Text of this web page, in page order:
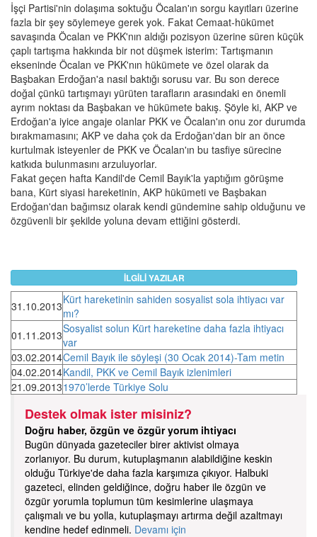
İşçi Partisi'nin dolaşıma soktuğu Öcalan'ın sorgu kayıtları üzerine
fazla bir şey söylemeye gerek yok. Fakat Cemaat-hükümet
savaşında Öcalan ve PKK'nın aldığı pozisyon üzerine süren küçük
çaplı tartışma hakkında bir not düşmek isterim: Tartışmanın
ekseninde Öcalan ve PKK'nın hükümete ve özel olarak da
Başbakan Erdoğan'a nasıl baktığı sorusu var. Bu son derece
doğal çünkü tartışmayı yürüten tarafların arasındaki en önemli
ayrım noktası da Başbakan ve hükümete bakış. Şöyle ki, AKP ve
Erdoğan'a iyice angaje olanlar PKK ve Öcalan'ın onu zor durumda
bırakmamasını; AKP ve daha çok da Erdoğan'dan bir an önce
kurtulmak isteyenler de PKK ve Öcalan'ın bu tasfiye sürecine
katkıda bulunmasını arzuluyorlar.
Fakat geçen hafta Kandil'de Cemil Bayık'la yaptığım görüşme
bana, Kürt siyasi hareketinin, AKP hükümeti ve Başbakan
Erdoğan'dan bağımsız olarak kendi gündemine sahip olduğunu ve
özgüvenli bir şekilde yoluna devam ettiğini gösterdi.
İLGİLİ YAZILAR
31.10.2013Kürt hareketinin sahiden sosyalist sola ihtiyacı var
mı?
01.11.2013Sosyalist solun Kürt hareketine daha fazla ihtiyacı
var
03.02.2014Cemil Bayık ile söyleşi (30 Ocak 2014)-Tam metin
04.02.2014Kandil, PKK ve Cemil Bayık izlenimleri
21.09.20131970’lerde Türkiye Solu
Destek olmak ister misiniz?
Doğru haber, özgün ve özgür yorum ihtiyacı
Bugün dünyada gazeteciler birer aktivist olmaya
zorlanıyor. Bu durum, kutuplaşmanın alabildiğine keskin
olduğu Türkiye'de daha fazla karşımıza çıkıyor. Halbuki
gazeteci, elinden geldiğince, doğru haber ile özgün ve
özgür yorumla toplumun tüm kesimlerine ulaşmaya
çalışmalı ve bu yolla, kutuplaşmayı artırma değil azaltmayı
kendine hedef edinmeli. Devamı için